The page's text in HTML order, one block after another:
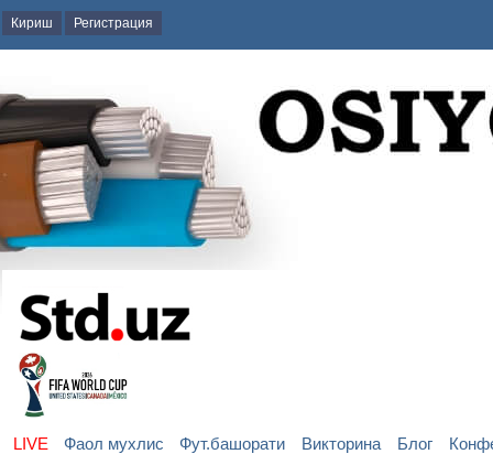
Кириш Регистрация
LIVE Фаол мухлис Фут.башорати Викторина Блог